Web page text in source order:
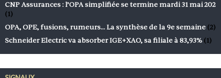
CNP Assurances : l’OPA simplifiée se termine mardi 31 mai 202
(1)
OPA, OPE, fusions, rumeurs… La synthèse de la 9e semaine (2)
Schneider Electric va absorber IGE+XAO, sa filiale à 83,93% (1)